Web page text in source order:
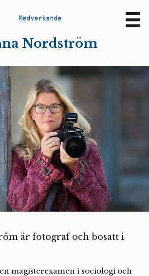
Medverkande
Nordström
är fotograf och bosatt i
magisterexamen i sociologi och